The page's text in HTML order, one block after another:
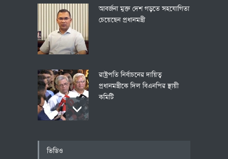
আবর্জনা মুক্ত দেশ গড়তে সহযোগিতা
চেয়েছেন প্রধানমন্ত্রী
রাষ্ট্রপতি নির্বাচনের দায়িত্ব
প্রধানমন্ত্রীকে দিল বিএনপির স্থায়ী
কমিটি
ভিডিও